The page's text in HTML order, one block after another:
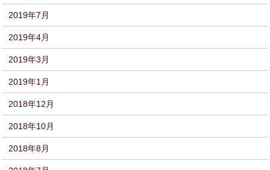
2019年7月
2019年4月
2019年3月
2019年1月
2018年12月
2018年10月
2018年8月